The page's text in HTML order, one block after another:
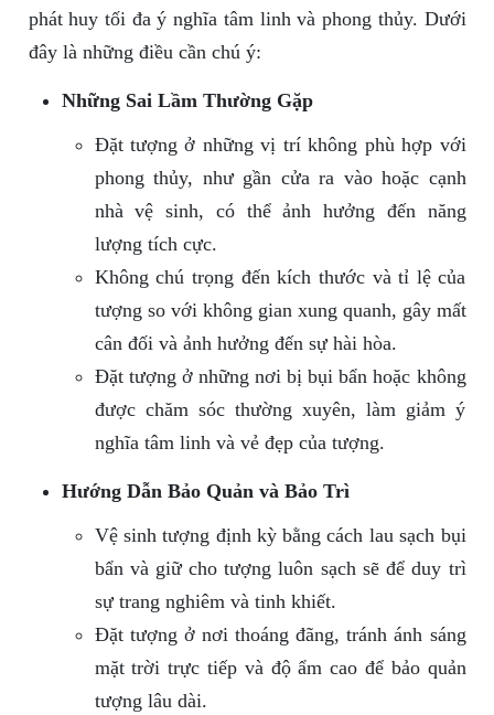
phát huy tối đa ý nghĩa tâm linh và phong thủy. Dưới
đây là những điều cần chú ý:
Những Sai Lầm Thường Gặp
Đặt tượng ở những vị trí không phù hợp với
phong thủy, như gần cửa ra vào hoặc cạnh
nhà vệ sinh, có thể ảnh hưởng đến năng
lượng tích cực.
Không chú trọng đến kích thước và tỉ lệ của
tượng so với không gian xung quanh, gây mất
cân đối và ảnh hưởng đến sự hài hòa.
Đặt tượng ở những nơi bị bụi bẩn hoặc không
được chăm sóc thường xuyên, làm giảm ý
nghĩa tâm linh và vẻ đẹp của tượng.
Hướng Dẫn Bảo Quản và Bảo Trì
Vệ sinh tượng định kỳ bằng cách lau sạch bụi
bẩn và giữ cho tượng luôn sạch sẽ để duy trì
sự trang nghiêm và tinh khiết.
Đặt tượng ở nơi thoáng đãng, tránh ánh sáng
mặt trời trực tiếp và độ ẩm cao để bảo quản
tượng lâu dài.